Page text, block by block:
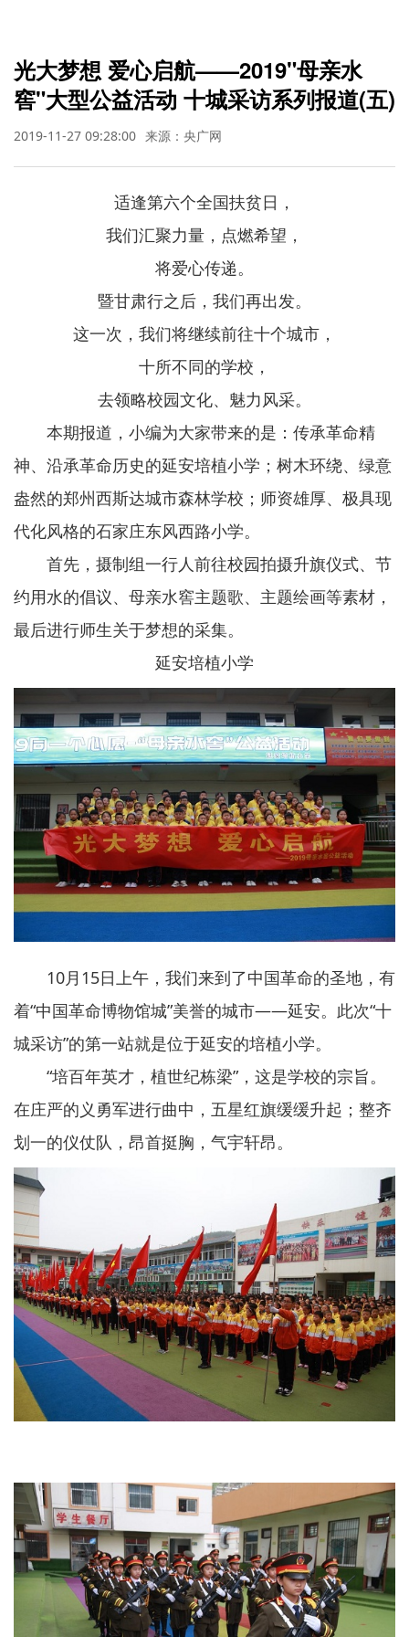
光大梦想 爱心启航——2019"母亲水
窖"大型公益活动 十城采访系列报道(五)
2019-11-27 09:28:00 来源：央广网
适逢第六个全国扶贫日，
我们汇聚力量，点燃希望，
将爱心传递。
暨甘肃行之后，我们再出发。
这一次，我们将继续前往十个城市，
十所不同的学校，
去领略校园文化、魅力风采。
本期报道，小编为大家带来的是：传承革命精
神、沿承革命历史的延安培植小学；树木环绕、绿意
盎然的郑州西斯达城市森林学校；师资雄厚、极具现
代化风格的石家庄东风西路小学。
首先，摄制组一行人前往校园拍摄升旗仪式、节
约用水的倡议、母亲水窖主题歌、主题绘画等素材，
最后进行师生关于梦想的采集。
延安培植小学
10月15日上午，我们来到了中国革命的圣地，有
着“中国革命博物馆城”美誉的城市——延安。此次“十
城采访”的第一站就是位于延安的培植小学。
“培百年英才，植世纪栋梁”，这是学校的宗旨。
在庄严的义勇军进行曲中，五星红旗缓缓升起；整齐
划一的仪仗队，昂首挺胸，气宇轩昂。